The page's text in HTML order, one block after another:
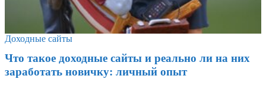
Доходные сайты
Что такое доходные сайты и реально ли на них
заработать новичку: личный опыт